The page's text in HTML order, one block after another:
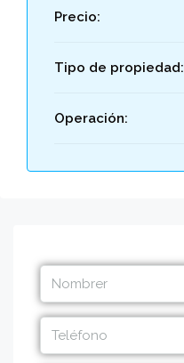
Precio:
Tipo de propiedad:
Operación: